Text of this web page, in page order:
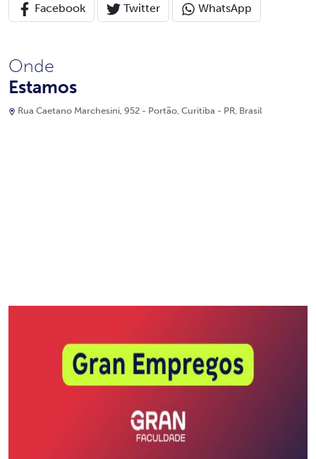
Facebook Twitter WhatsApp
Onde
Estamos
Rua Caetano Marchesini, 952 - Portão, Curitiba - PR, Brasil